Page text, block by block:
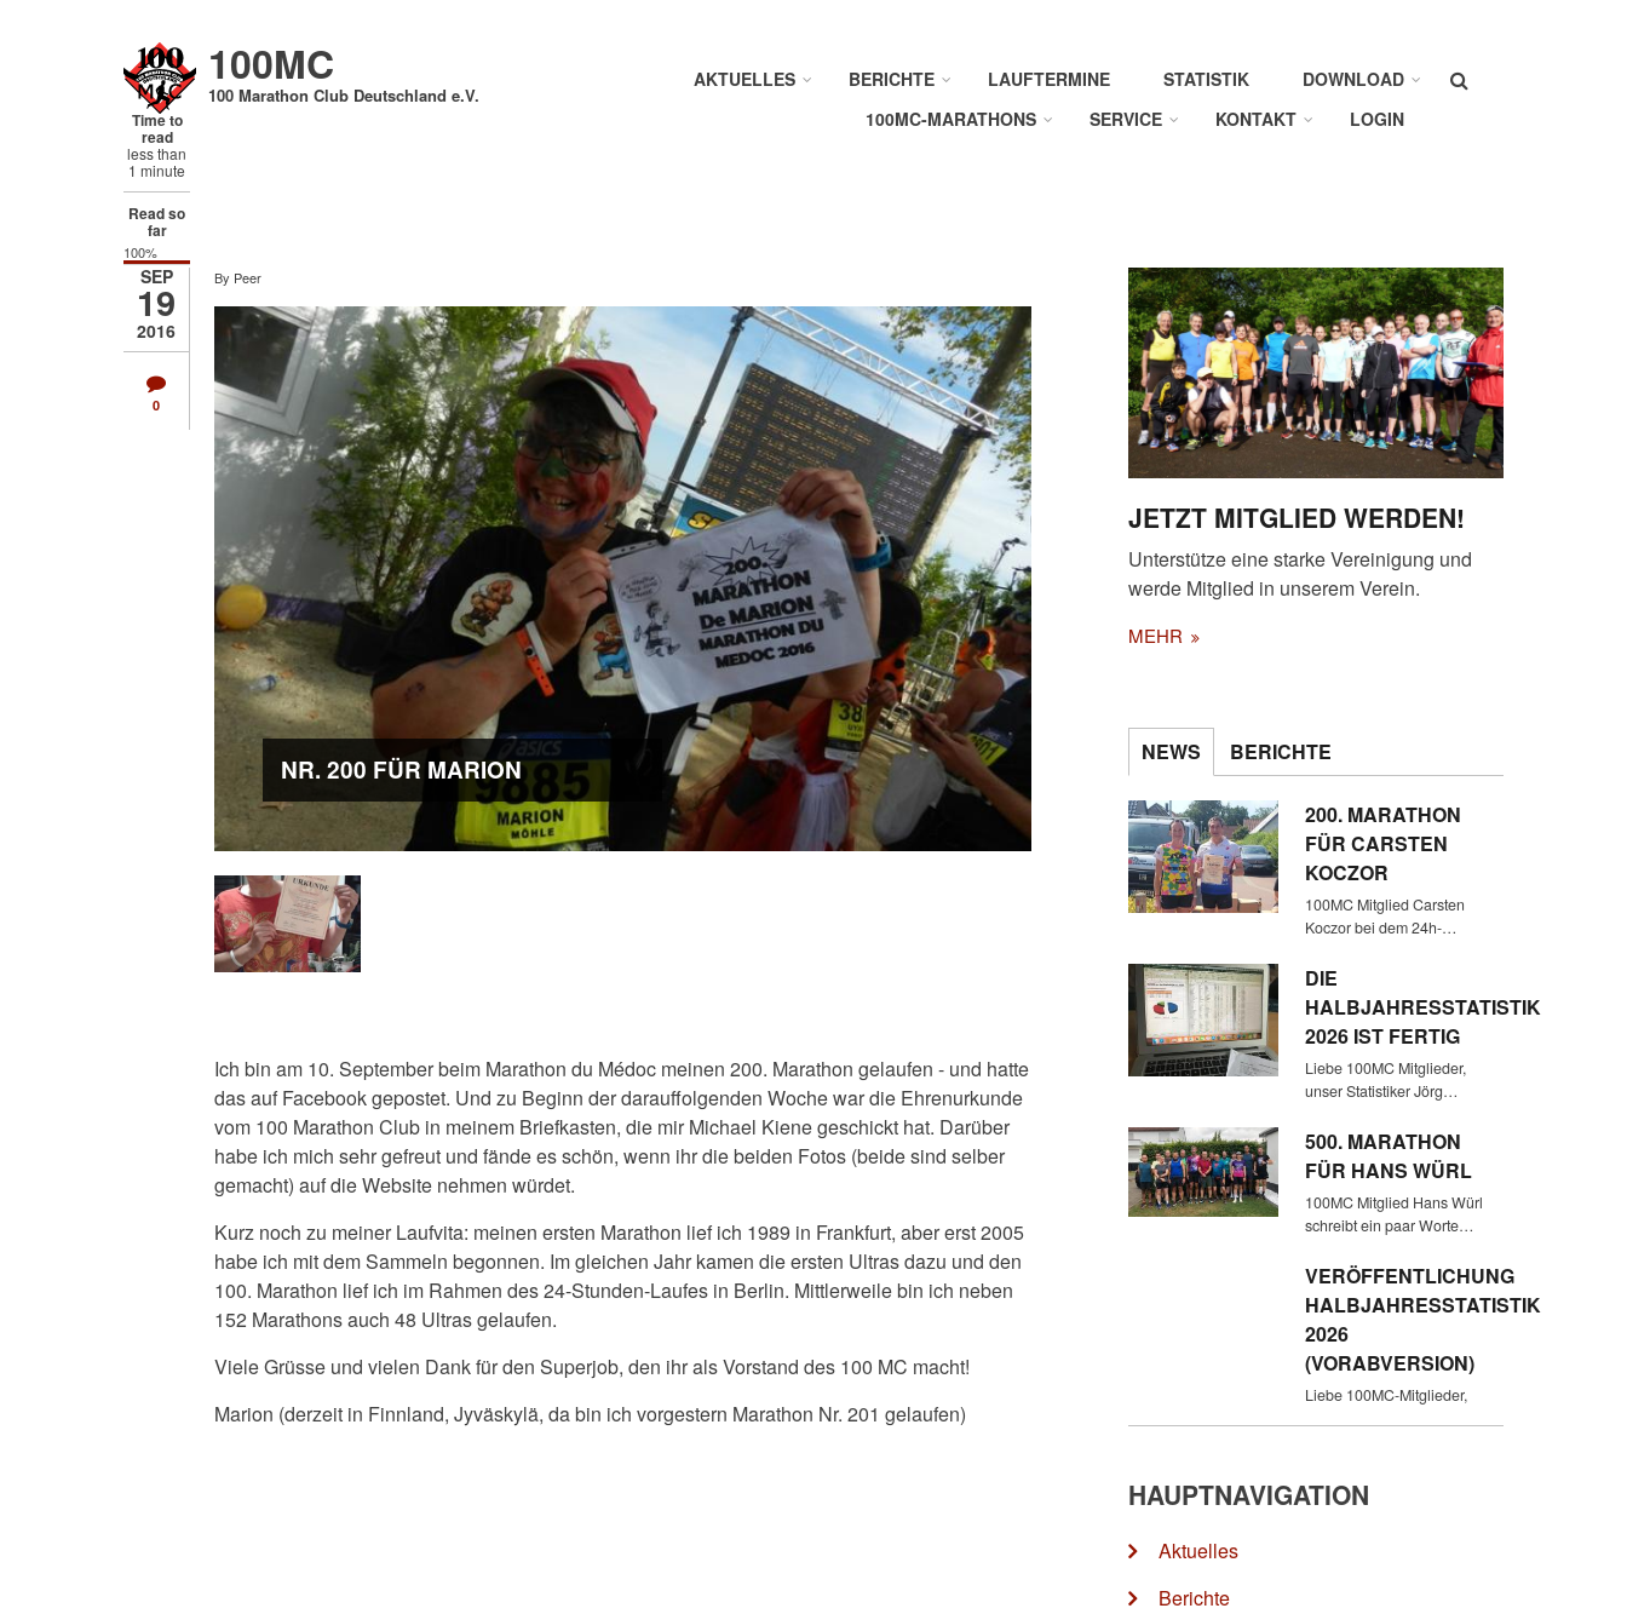
100MC
100 Marathon Club Deutschland e.V.
Suche
AKTUELLES BERICHTE LAUFTERMINE STATISTIK
DOWNLOAD
100MC-MARATHONS
SERVICE KONTAKT LOGIN
SEP
19
2016
0
Time to
read
less than
1 minute
Read so
far
100%
By Peer
NR. 200 FÜR MARION
Ich bin am 10. September beim Marathon du Médoc meinen 200. Marathon gelaufen - und hatte
das auf Facebook gepostet. Und zu Beginn der darauffolgenden Woche war die Ehrenurkunde
vom 100 Marathon Club in meinem Briefkasten, die mir Michael Kiene geschickt hat. Darüber
habe ich mich sehr gefreut und fände es schön, wenn ihr die beiden Fotos (beide sind selber
gemacht) auf die Website nehmen würdet.
Kurz noch zu meiner Laufvita: meinen ersten Marathon lief ich 1989 in Frankfurt, aber erst 2005
habe ich mit dem Sammeln begonnen. Im gleichen Jahr kamen die ersten Ultras dazu und den
100. Marathon lief ich im Rahmen des 24-Stunden-Laufes in Berlin. Mittlerweile bin ich neben
152 Marathons auch 48 Ultras gelaufen.
Viele Grüsse und vielen Dank für den Superjob, den ihr als Vorstand des 100 MC macht!
Marion (derzeit in Finnland, Jyväskylä, da bin ich vorgestern Marathon Nr. 201 gelaufen)
JETZT MITGLIED WERDEN!
Unterstütze eine starke Vereinigung und
werde Mitglied in unserem Verein.
MEHR
NEWS BERICHTE
200. MARATHON
FÜR CARSTEN
KOCZOR
100MC Mitglied Carsten
Koczor bei dem 24h-…
DIE
HALBJAHRESSTATISTIK
2026 IST FERTIG
Liebe 100MC Mitglieder,
unser Statistiker Jörg…
500. MARATHON
FÜR HANS WÜRL
100MC Mitglied Hans Würl
schreibt ein paar Worte…
VERÖFFENTLICHUNG
HALBJAHRESSTATISTIK
2026
(VORABVERSION)
Liebe 100MC-Mitglieder,
HAUPTNAVIGATION
Aktuelles
Berichte